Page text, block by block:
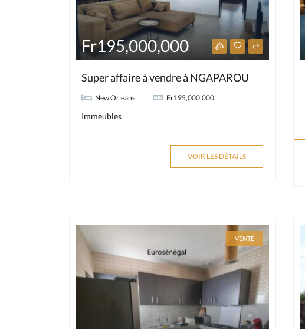
Fr195,000,000
Super affaire à vendre à NGAPAROU
New Orleans Fr195,000,000
Immeubles
VOIR LES DÉTAILS
VENTE